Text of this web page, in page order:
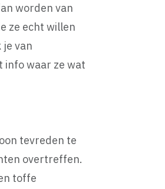
worden van
ze echt willen
van
info waar ze wat
tevreden te
overtreffen.
toffe